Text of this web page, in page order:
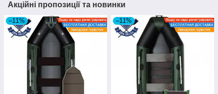
Акційні пропозиції та новинки
–11% –11%